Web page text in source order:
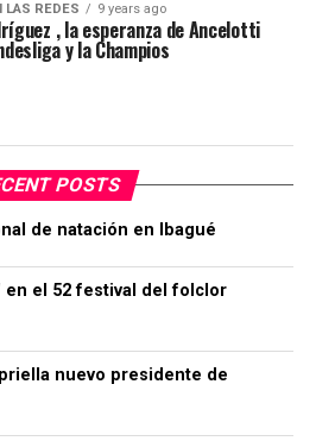
LAS REDES 9 years ago
, la esperanza de Ancelotti
y la Champios
POSTS
de natación en Ibagué
en el 52 festival del folclor
nuevo presidente de